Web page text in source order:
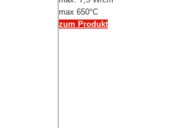
max 650°C
zum Produkt